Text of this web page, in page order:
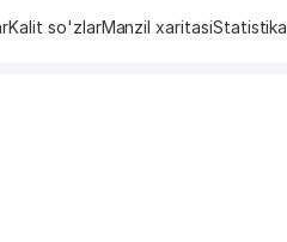
Kalit so'zlarManzil xaritasiStatistika